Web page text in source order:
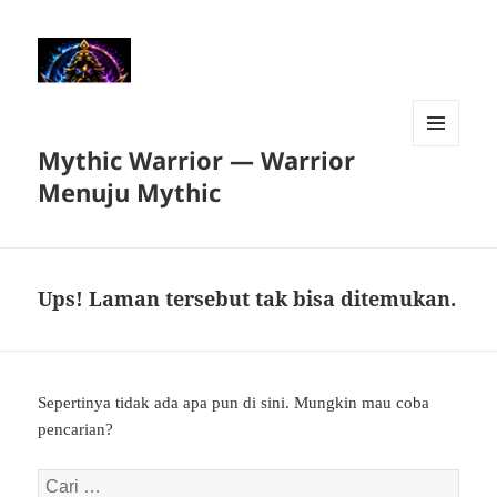
Mythic Warrior — Warrior
Menuju Mythic
Ups! Laman tersebut tak bisa ditemukan.
Sepertinya tidak ada apa pun di sini. Mungkin mau coba
pencarian?
Cari